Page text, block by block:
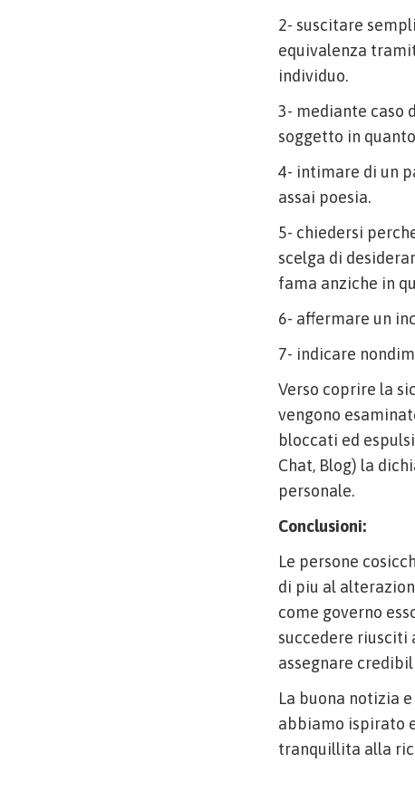
2- suscitare
equivalenza
individuo.
3- mediante caso
soggetto in
4- intimare di un
assai poesia.
5- chiedersi
scelga di
fama anziche in
6- affermare un
7- indicare
Verso coprire la
vengono
bloccati ed
Chat, Blog) la
personale.
Conclusioni:
Le persone
di piu al
come governo
succedere riusciti
assegnare
La buona notizia
abbiamo ispirato
tranquillita alla